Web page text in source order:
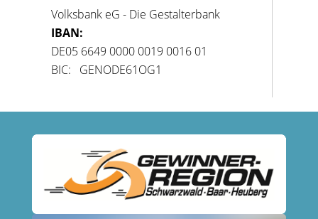
Volksbank eG - Die Gestalterbank
IBAN:
DE05 6649 0000 0019 0016 01
BIC: GENODE61OG1